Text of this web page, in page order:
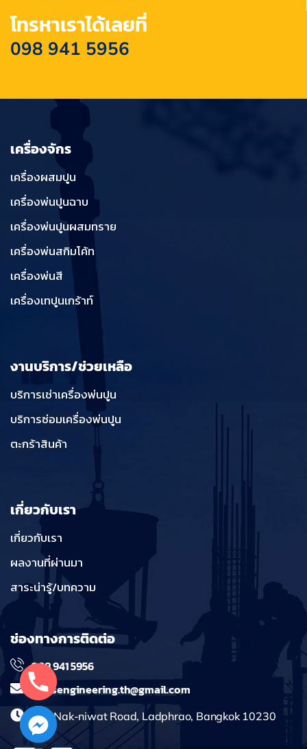
โทรหาเราได้เลยที่
098 941 5956
เครื่องจักร
เครื่องผสมปูน
เครื่องพ่นปูนฉาบ
เครื่องพ่นปูนผสมทราย
เครื่องพ่นสกิมโค้ท
เครื่องพ่นสี
เครื่องเทปูนเกร้าท์
งานบริการ/ช่วยเหลือ
บริการเช่าเครื่องพ่นปูน
บริการซ่อมเครื่องพ่นปูน
ตะกร้าสินค้า
เกี่ยวกับเรา
เกี่ยวกับเรา
ผลงานที่ผ่านมา
สาระน่ารู้/บทความ
ช่องทางการติดต่อ
098 941 5956
massengineering.th@gmail.com
241 Nak-niwat Road, Ladphrao, Bangkok 10230